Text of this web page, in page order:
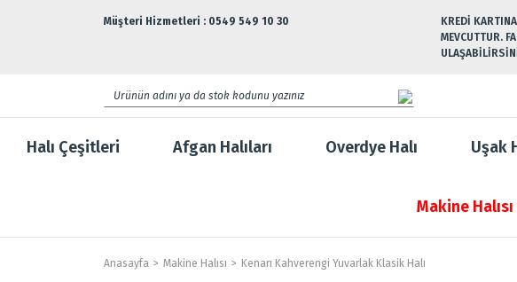
Müşteri Hizmetleri : 0549 549 10 30
KREDİ
MEVCUTTUR.
Halı Çeşitleri Afgan Halıları Overdye Halı Uşak
Makine
Anasayfa Makine Halısı Kenarı Kahverengi Yuvarlak Klasik Halı